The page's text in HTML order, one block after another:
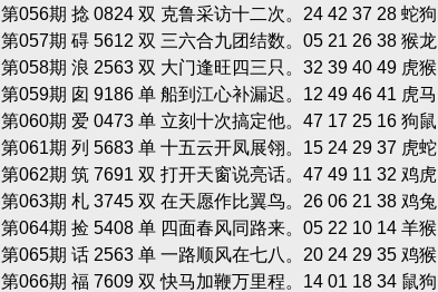
第056期 捻 0824 双 克鲁采访十二次。24 42 37 28 蛇狗
第057期 碍 5612 双 三六合九团结数。05 21 26 38 猴龙
第058期 浪 2563 双 大门逢旺四三只。32 39 40 49 虎猴
第059期 囱 9186 单 船到江心补漏迟。12 49 46 41 虎马
第060期 爱 0473 单 立刻十次搞定他。47 17 25 16 狗鼠
第061期 列 5683 单 十五云开凤展翎。15 24 29 37 虎蛇
第062期 筑 7691 双 打开天窗说亮话。47 49 11 32 鸡虎
第063期 札 3745 双 在天愿作比翼鸟。26 06 21 38 鸡兔
第064期 捡 5408 单 四面春风同路来。05 22 10 14 羊猴
第065期 话 2563 单 一路顺风在七八。20 24 29 35 鸡猴
第066期 福 7609 双 快马加鞭万里程。14 01 18 34 鼠狗